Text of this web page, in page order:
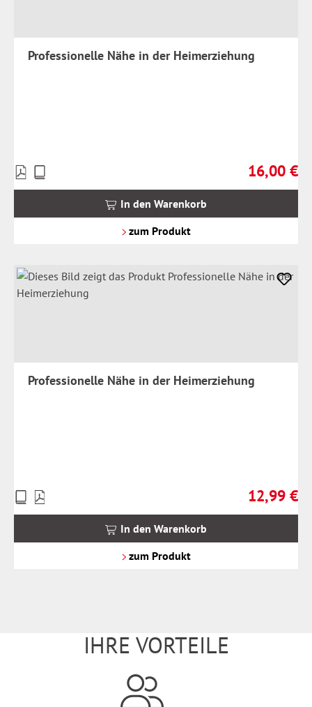
Professionelle Nähe in der Heimerziehung
Regulärer
16,00 €
Preise
inkl.
In den Warenkorb
zum Produkt
Professionelle Nähe in der Heimerziehung
Regulärer
12,99 €
Preise
inkl.
In den Warenkorb
zum Produkt
IHRE VORTEILE